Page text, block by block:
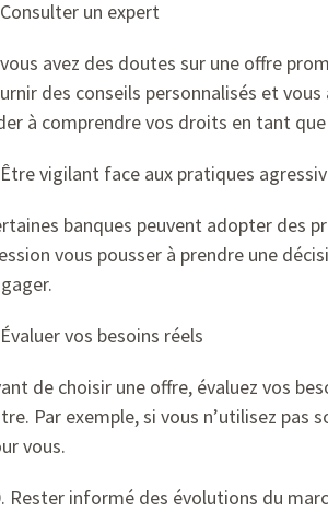
un expert
avez des doutes sur une offre
des conseils personnalisés et
à comprendre vos droits en tant
vigilant face aux pratiques
banques peuvent adopter des
vous pousser à prendre une
vos besoins réels
de choisir une offre, évaluez vos
Par exemple, si vous n’utilisez
vous.
Rester informé des évolutions du